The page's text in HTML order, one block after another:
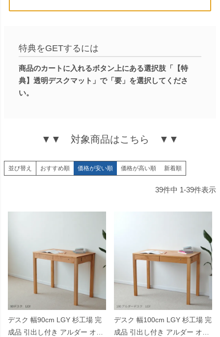
特典をGETするには
商品のカートに入れるボタン上にある選択肢「【特
典】透明デスクマット」で「要」を選択してくださ
い。
▼▼ 対象商品はこちら ▼▼
並び替え おすすめ順 価格が安い順 価格が高い順 新着順
39件中 1-39件表示
デスク 幅90cm LGY 杉工場 完
成品 引出し付き アルダー オイ
デスク 幅100cm LGY 杉工場 完
成品 引出し付き アルダー オイ